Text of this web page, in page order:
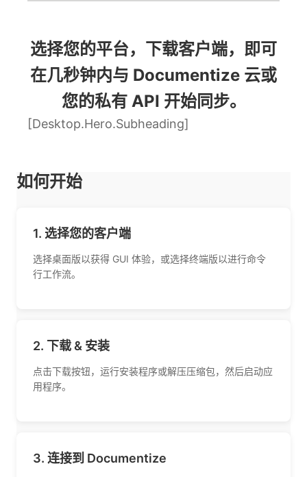
选择您的平台，下载客户端，即可
在几秒钟内与 Documentize 云或
您的私有 API 开始同步。
[Desktop.Hero.Subheading]
如何开始
1. 选择您的客户端
选择桌面版以获得 GUI 体验，或选择终端版以进行命令
行工作流。
2. 下载 & 安装
点击下载按钮，运行安装程序或解压压缩包，然后启动应
用程序。
3. 连接到 Documentize